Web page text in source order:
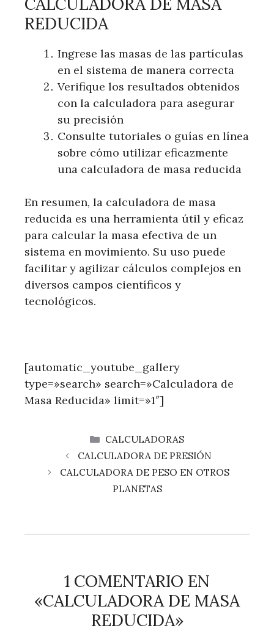
REDUCIDA
Ingrese las masas de las partículas
en el sistema de manera correcta
Verifique los resultados obtenidos
con la calculadora para asegurar
su precisión
Consulte tutoriales o guías en línea
sobre cómo utilizar eficazmente
una calculadora de masa reducida
En resumen, la calculadora de masa
reducida es una herramienta útil y eficaz
para calcular la masa efectiva de un
sistema en movimiento. Su uso puede
facilitar y agilizar cálculos complejos en
diversos campos científicos y
tecnológicos.
[automatic_youtube_gallery
type=»search» search=»Calculadora de
Masa Reducida» limit=»1″]
CATEGORÍAS
CALCULADORAS
CALCULADORA DE PRESIÓN
CALCULADORA DE PESO EN OTROS
PLANETAS
1 COMENTARIO EN
«CALCULADORA DE MASA
REDUCIDA»